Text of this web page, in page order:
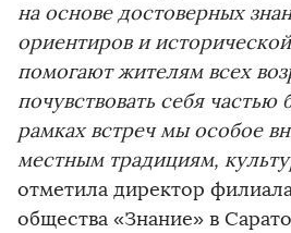
на основе достоверных
ориентиров и
помогают жителям всех
почувствовать себя
рамках встреч мы особое
местным традициям,
отметила директор
общества «Знание» в